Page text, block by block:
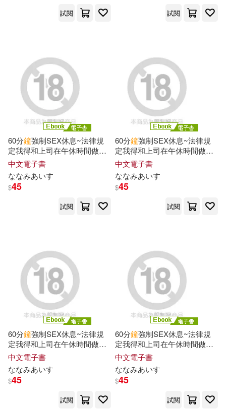
試閱 試閱
60分鐘強制SEX休息~法律規
定我得和上司在午休時間做愛~
10 (電子書)
中文電子書
ななみあいす
$45
試閱
60分鐘強制SEX休息~法律規
定我得和上司在午休時間做愛~
08 (電子書)
中文電子書
ななみあいす
$45
試閱
60分鐘強制SEX休息~法律規
定我得和上司在午休時間做愛~
07 (電子書)
中文電子書
ななみあいす
$45
試閱
60分鐘強制SEX休息~法律規
定我得和上司在午休時間做愛~
09 (電子書)
中文電子書
ななみあいす
$45
試閱